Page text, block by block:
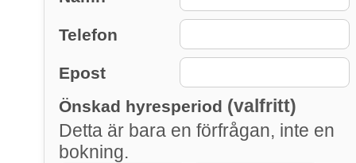
Telefon
Epost
Önskad hyresperiod (valfritt)
Detta är bara en förfrågan, inte en
bokning.